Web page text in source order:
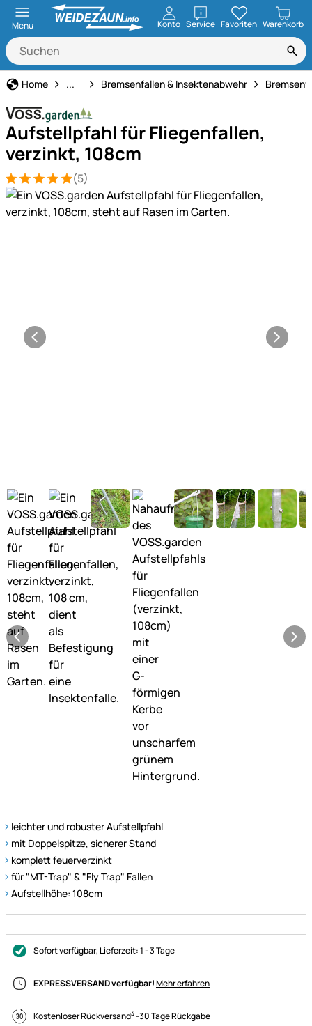
Menu Konto ServiceöffnenFavoriten Warenkorb
Home Tiervertreiber
... Bremsenfallen & Insektenabwehr
Aufstellpfahl für Fliegenfallen,
verzinkt, 108cm
Bewertung: 5 von 5 (5 Bewertungen)
5 Bewertungen
(5)
Produktgalerie
leichter und robuster Aufstellpfahl
mit Doppelspitze, sicherer Stand
komplett feuerverzinkt
für "MT-Trap" & "Fly Trap" Fallen
Aufstellhöhe: 108cm
Sofort verfügbar, Lieferzeit:1 - 3 Tage
EXPRESSVERSAND verfügbar!Mehr erfahren
Kostenloser Rückversand4-30 Tage Rückgabe